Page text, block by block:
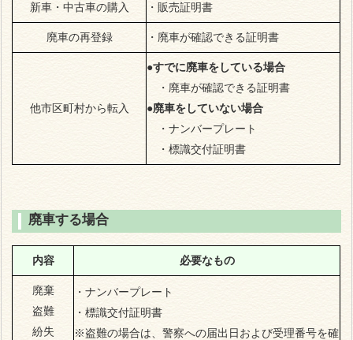
新車・中古車の購入 ・販売証明書
廃車の再登録 ・廃車が確認できる証明書
他市区町村から転入
●すでに廃車をしている場合
・廃車が確認できる証明書
●廃車をしていない場合
・ナンバープレート
・標識交付証明書
廃車する場合
内容 必要なもの
廃棄
盗難
紛失
・ナンバープレート
・標識交付証明書
※盗難の場合は、警察への届出日および受理番号を確